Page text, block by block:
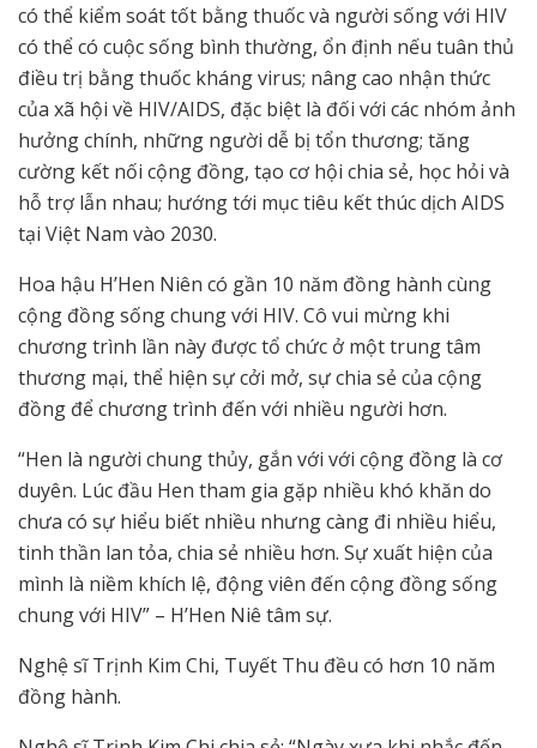
có thể kiểm soát tốt bằng thuốc và người sống với HIV
có thể có cuộc sống bình thường, ổn định nếu tuân thủ
điều trị bằng thuốc kháng virus; nâng cao nhận thức
của xã hội về HIV/AIDS, đặc biệt là đối với các nhóm ảnh
hưởng chính, những người dễ bị tổn thương; tăng
cường kết nối cộng đồng, tạo cơ hội chia sẻ, học hỏi và
hỗ trợ lẫn nhau; hướng tới mục tiêu kết thúc dịch AIDS
tại Việt Nam vào 2030.
Hoa hậu H’Hen Niên có gần 10 năm đồng hành cùng
cộng đồng sống chung với HIV. Cô vui mừng khi
chương trình lần này được tổ chức ở một trung tâm
thương mại, thể hiện sự cởi mở, sự chia sẻ của cộng
đồng để chương trình đến với nhiều người hơn.
“Hen là người chung thủy, gắn với với cộng đồng là cơ
duyên. Lúc đầu Hen tham gia gặp nhiều khó khăn do
chưa có sự hiểu biết nhiều nhưng càng đi nhiều hiểu,
tinh thần lan tỏa, chia sẻ nhiều hơn. Sự xuất hiện của
mình là niềm khích lệ, động viên đến cộng đồng sống
chung với HIV” – H’Hen Niê tâm sự.
Nghệ sĩ Trịnh Kim Chi, Tuyết Thu đều có hơn 10 năm
đồng hành.